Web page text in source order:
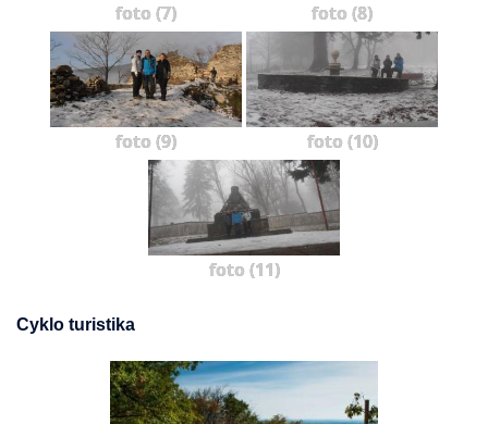
foto (7) foto (8)
foto (9) foto (10)
foto (11)
Cyklo turistika